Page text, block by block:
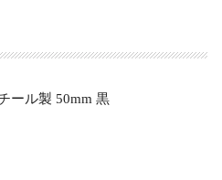
ール製 50mm 黒